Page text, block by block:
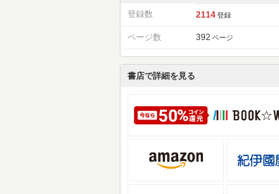
登録数 2114 登録
ページ数 392 ページ
書店で詳細を見る